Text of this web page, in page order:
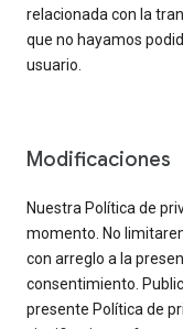
relacionada con la
que no hayamos
usuario.
Modificaciones
Nuestra Política de
momento. No
con arreglo a la
consentimiento.
presente Política de